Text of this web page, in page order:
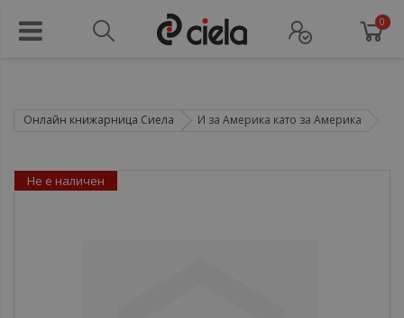
0
Онлайн книжарница Сиела И за Америка като за Америка
Не е наличен